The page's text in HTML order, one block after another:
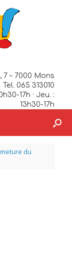
7 – 7000 Mons
Tel. 065 313010
17h · Jeu. :
13h30-17h
du